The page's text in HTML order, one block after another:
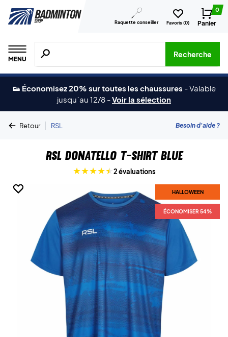
Raquette conseiller Favoris (0)
0
Panier
MENU
Recherche de produits, de marques, etc.
Recherche
👟 Économisez 20% sur toutes les chaussures -Valable
jusqu´au 12/8 -Voir la sélection
Retour | RSL Besoin d'aide ?
RSL Donatello T-shirt Blue
2 évaluations
HALLOWEEN
ÉCONOMISER 54%
HALLOWEEN
ÉCONOMISER 54%
HALLOWEEN
ÉCONOMISER 54%